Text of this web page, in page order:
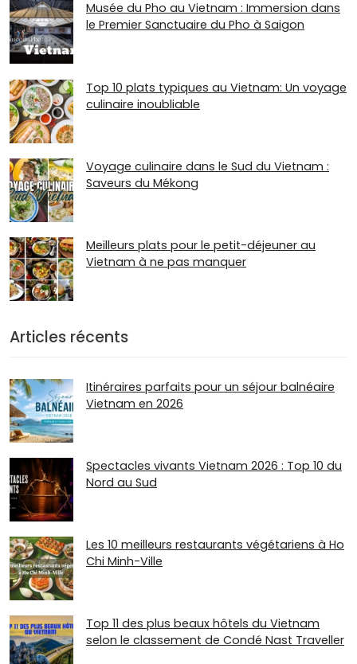
Musée du Pho au Vietnam : Immersion dans
le Premier Sanctuaire du Pho à Saigon
Top 10 plats typiques au Vietnam: Un voyage
culinaire inoubliable
Voyage culinaire dans le Sud du Vietnam :
Saveurs du Mékong
Meilleurs plats pour le petit-déjeuner au
Vietnam à ne pas manquer
Articles récents
Itinéraires parfaits pour un séjour balnéaire
Vietnam en 2026
Spectacles vivants Vietnam 2026 : Top 10 du
Nord au Sud
Les 10 meilleurs restaurants végétariens à Ho
Chi Minh-Ville
Top 11 des plus beaux hôtels du Vietnam
selon le classement de Condé Nast Traveller